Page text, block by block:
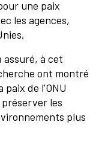
une paix
les agences,
assuré, à cet
ont montré
de l’ONU
les
plus